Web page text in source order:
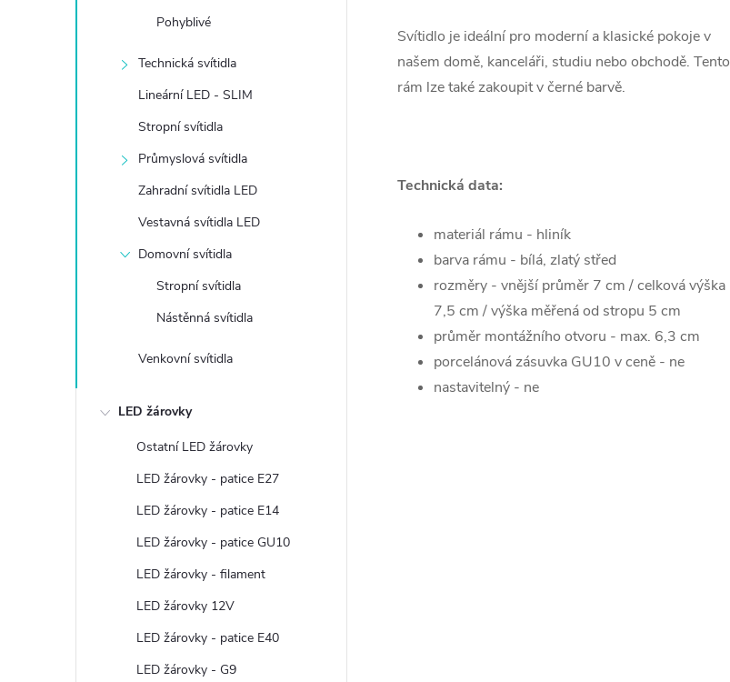
Pohyblivé
Technická svítidla
Lineární LED - SLIM
Stropní svítidla
Průmyslová svítidla
Zahradní svítidla LED
Vestavná svítidla LED
Domovní svítidla
Stropní svítidla
Nástěnná svítidla
Venkovní svítidla
LED žárovky
Ostatní LED žárovky
LED žárovky - patice E27
LED žárovky - patice E14
LED žárovky - patice GU10
LED žárovky - filament
LED žárovky 12V
LED žárovky - patice E40
LED žárovky - G9
Svítidlo je ideální pro moderní a klasické pokoje v
našem domě, kanceláři, studiu nebo obchodě. Tento
rám lze také zakoupit v černé barvě.
Technická data:
materiál rámu - hliník
barva rámu - bílá, zlatý střed
rozměry - vnější průměr 7 cm / celková výška
7,5 cm / výška měřená od stropu 5 cm
průměr montážního otvoru - max. 6,3 cm
porcelánová zásuvka GU10 v ceně - ne
nastavitelný - ne